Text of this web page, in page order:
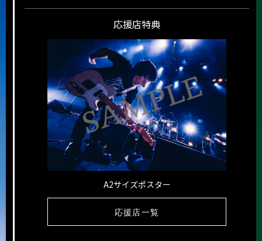
応援店特典
A2サイズポスター
応援店一覧